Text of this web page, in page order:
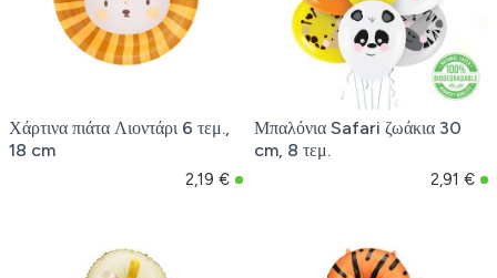
Χάρτινα πιάτα Λιοντάρι 6 τεμ.,
18 cm
2,19 €
Μπαλόνια Safari ζωάκια 30
cm, 8 τεμ.
2,91 €